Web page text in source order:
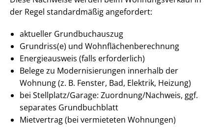
der Regel standardmäßig angefordert:
aktueller Grundbuchauszug
Grundriss(e) und Wohn­flä­chen­be­rech­nung
Energieausweis (falls erforderlich)
Belege zu Mo­der­ni­sie­run­gen innerhalb der
Wohnung (z. B. Fenster, Bad, Elektrik, Heizung)
bei Stellplatz/Garage: Zuordnung/Nachweis, ggf.
separates Grundbuchblatt
Mietvertrag (bei vermieteten Wohnungen)